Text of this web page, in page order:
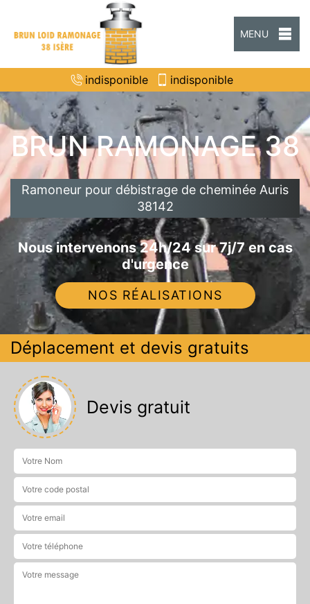
MENU
indisponible indisponible
BRUN RAMONAGE 38
Ramoneur pour débistrage de cheminée Auris
38142
Nous intervenons 24h/24 sur 7j/7 en cas
d'urgence
NOS RÉALISATIONS
Déplacement et devis gratuits
Devis gratuit